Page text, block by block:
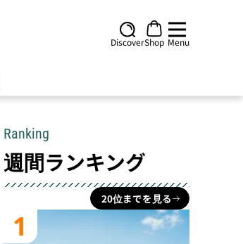
DiscoverShop Menu
Ranking
週間ランキング
20位までを見る
1